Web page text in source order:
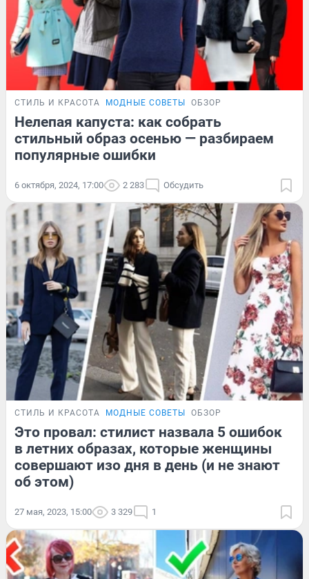
СТИЛЬ И КРАСОТА МОДНЫЕ СОВЕТЫ ОБЗОР
Нелепая капуста: как собрать
стильный образ осенью — разбираем
популярные ошибки
6 октября, 2024, 17:00 2 283 Обсудить
СТИЛЬ И КРАСОТА МОДНЫЕ СОВЕТЫ ОБЗОР
Это провал: стилист назвала 5 ошибок
в летних образах, которые женщины
совершают изо дня в день (и не знают
об этом)
27 мая, 2023, 15:00 3 329 1